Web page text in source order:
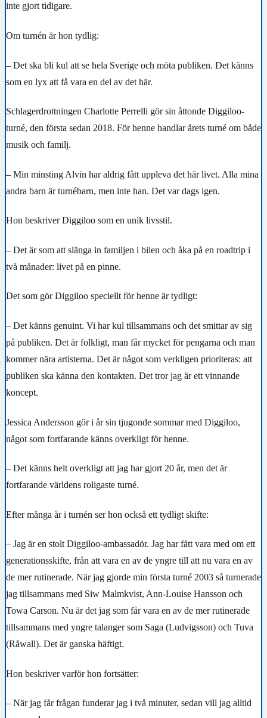
inte gjort tidigare.
Om turnén är hon tydlig:
– Det ska bli kul att se hela Sverige och möta publiken. Det känns
som en lyx att få vara en del av det här.
Schlagerdrottningen Charlotte Perrelli gör sin åttonde Diggiloo-
turné, den första sedan 2018. För henne handlar årets turné om både
musik och familj.
– Min minsting Alvin har aldrig fått uppleva det här livet. Alla mina
andra barn är turnébarn, men inte han. Det var dags igen.
Hon beskriver Diggiloo som en unik livsstil.
– Det är som att slänga in familjen i bilen och åka på en roadtrip i
två månader: livet på en pinne.
Det som gör Diggiloo speciellt för henne är tydligt:
– Det känns genuint. Vi har kul tillsammans och det smittar av sig
på publiken. Det är folkligt, man får mycket för pengarna och man
kommer nära artisterna. Det är något som verkligen prioriteras: att
publiken ska känna den kontakten. Det tror jag är ett vinnande
koncept.
Jessica Andersson gör i år sin tjugonde sommar med Diggiloo,
något som fortfarande känns overkligt för henne.
– Det känns helt overkligt att jag har gjort 20 år, men det är
fortfarande världens roligaste turné.
Efter många år i turnén ser hon också ett tydligt skifte:
– Jag är en stolt Diggiloo-ambassadör. Jag har fått vara med om ett
generationsskifte, från att vara en av de yngre till att nu vara en av
de mer rutinerade. När jag gjorde min första turné 2003 så turnerade
jag tillsammans med Siw Malmkvist, Ann-Louise Hansson och
Towa Carson. Nu är det jag som får vara en av de mer rutinerade
tillsammans med yngre talanger som Saga (Ludvigsson) och Tuva
(Råwall). Det är ganska häftigt.
Hon beskriver varför hon fortsätter:
– När jag får frågan funderar jag i två minuter, sedan vill jag alltid